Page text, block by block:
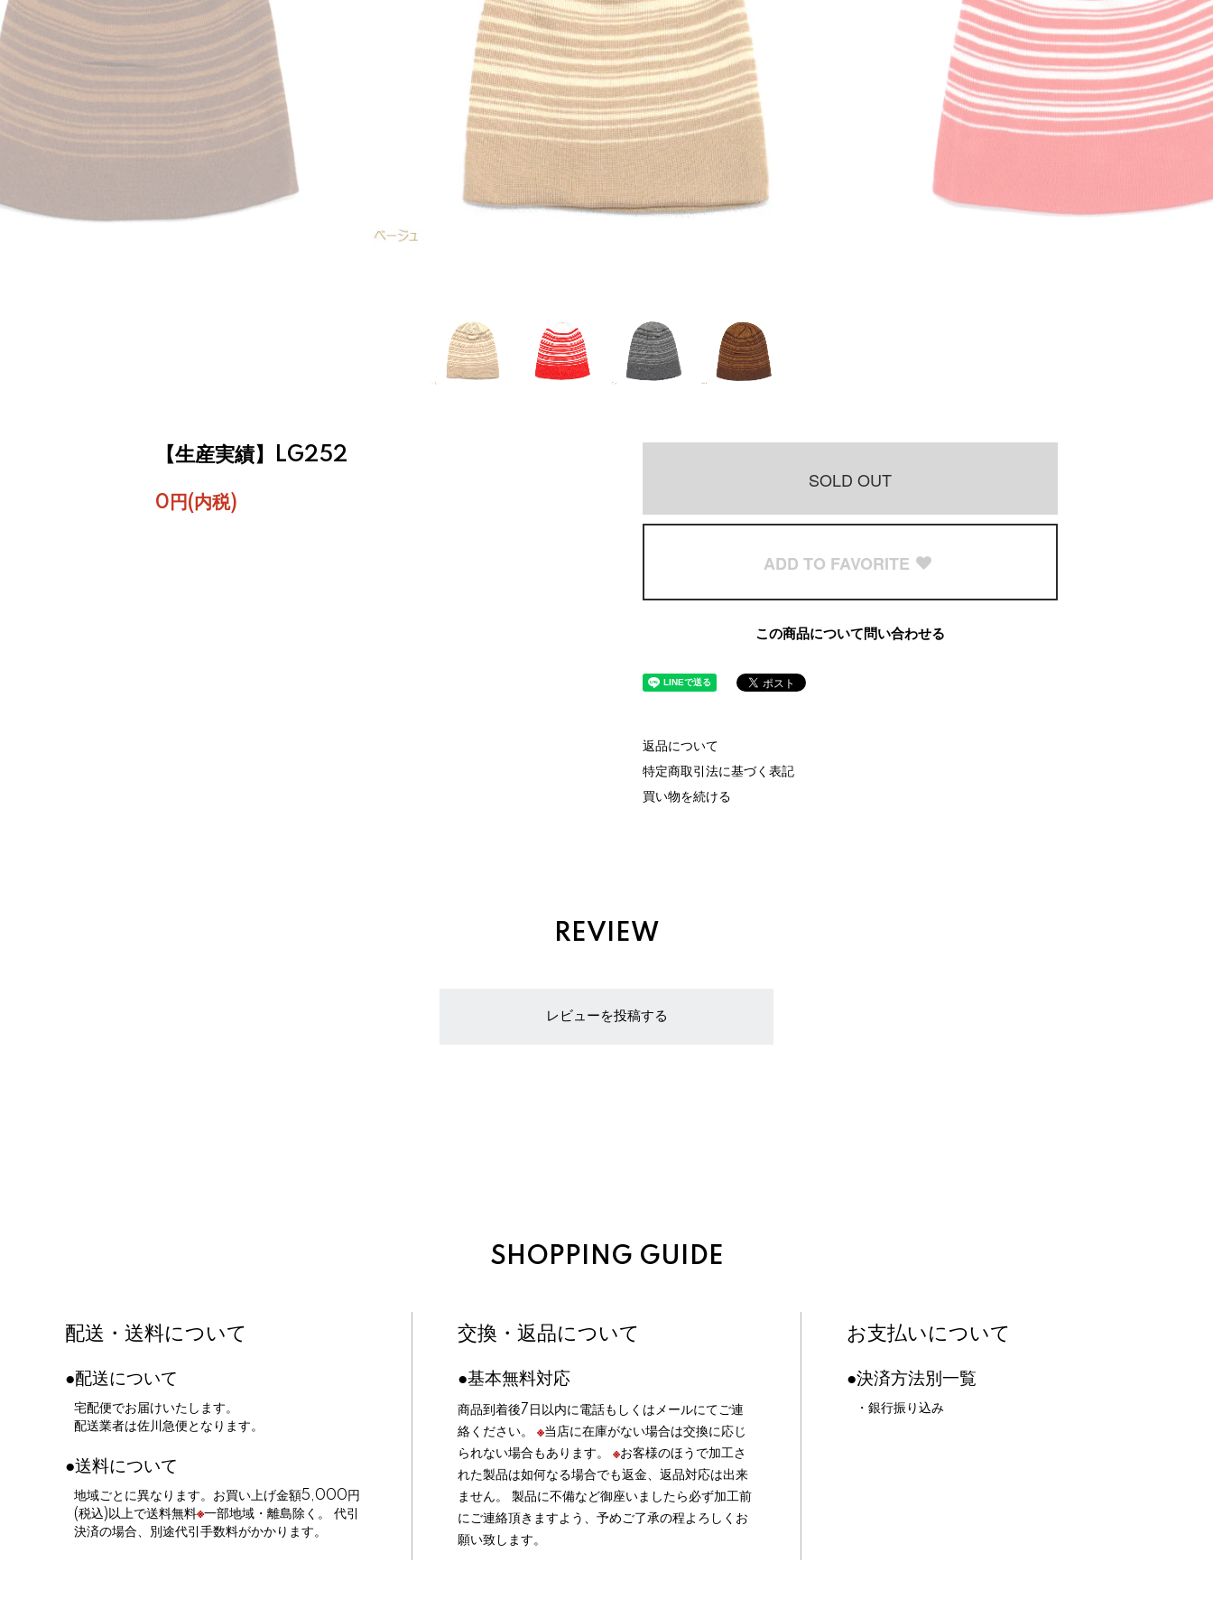
【生産実績】LG252
0円(内税)
SOLD OUT
ADD TO FAVORITE
この商品について問い合わせる
返品について
特定商取引法に基づく表記
買い物を続ける
REVIEW
レビューを投稿する
SHOPPING GUIDE
配送・送料について
●配送について
宅配便でお届けいたします。
配送業者は佐川急便となります。
●送料について
地域ごとに異なります。お買い上げ金額5,000円
(税込)以上で送料無料※一部地域・離島除く。 代引
決済の場合、別途代引手数料がかかります。
交換・返品について
●基本無料対応
商品到着後7日以内に電話もしくはメールにてご連
絡ください。 ※当店に在庫がない場合は交換に応じ
られない場合もあります。 ※お客様のほうで加工さ
れた製品は如何なる場合でも返金、返品対応は出来
ません。 製品に不備など御座いましたら必ず加工前
にご連絡頂きますよう、予めご了承の程よろしくお
願い致します。
お支払いについて
●決済方法別一覧
・銀行振り込み